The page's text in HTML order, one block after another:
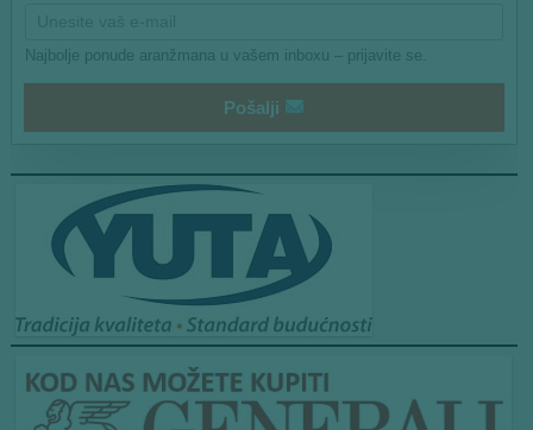
aNajbolje ponude aranžmana u vašem inboxu – prijavite se.
Pošalji